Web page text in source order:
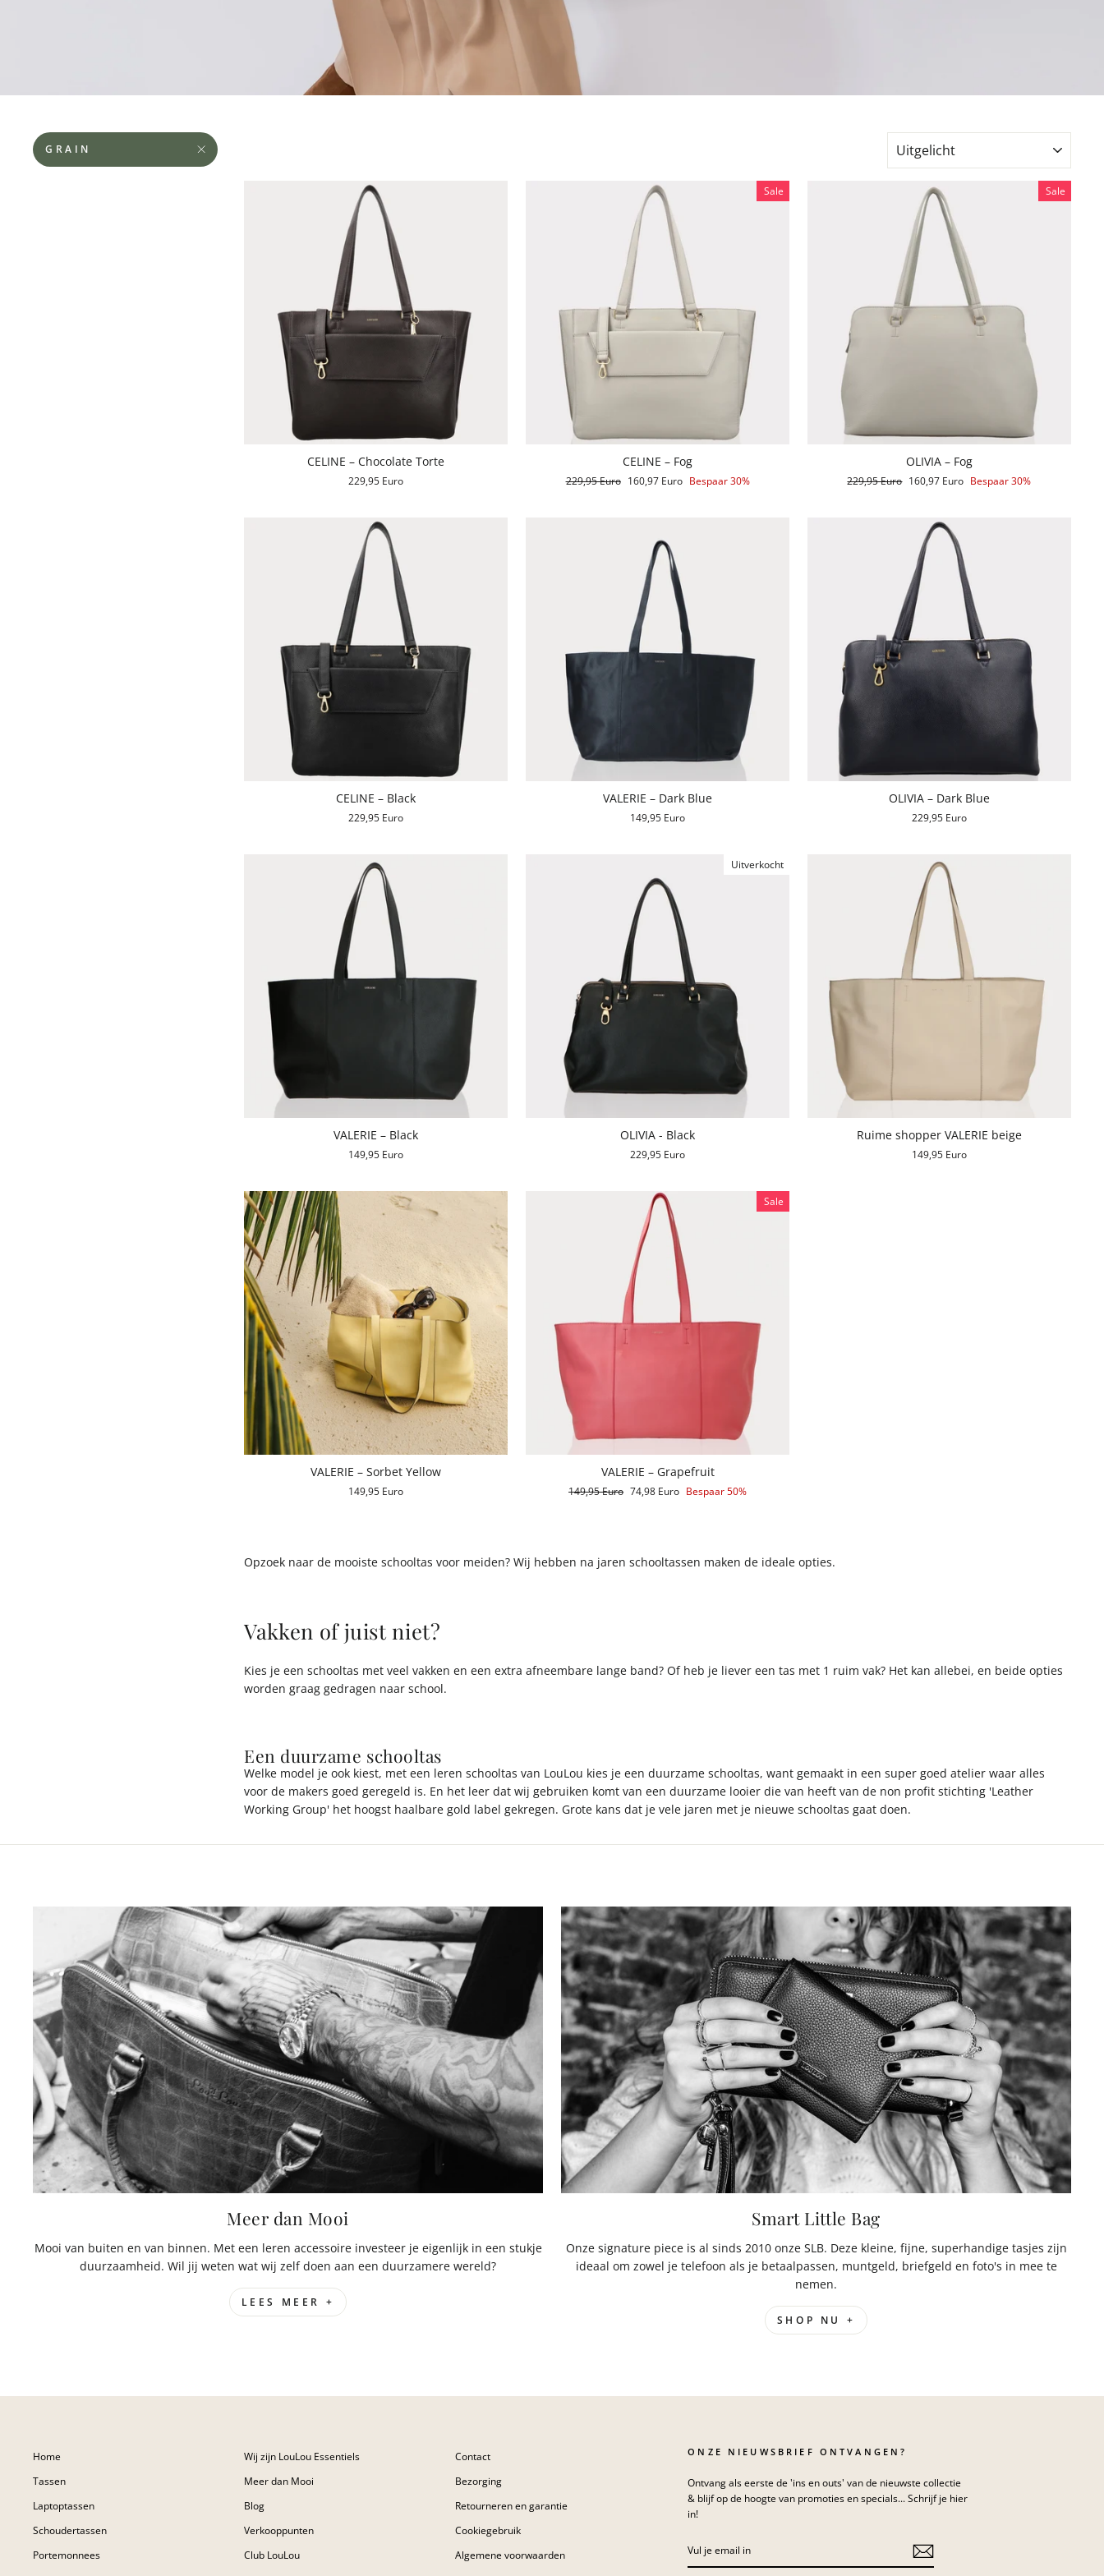
GRAIN
CELINE – Chocolate Torte
229,95 Euro
Sale
CELINE – Fog
Reguliere
229,95 Euro Aanbiedingsprijs
160,97 Euro Bespaar 30%
Sale
OLIVIA – Fog
Reguliere
229,95 Euro Aanbiedingsprijs
160,97 Euro Bespaar 30%
CELINE – Black
229,95 Euro
VALERIE – Dark Blue
149,95 Euro
OLIVIA – Dark Blue
229,95 Euro
VALERIE – Black
149,95 Euro
Uitverkocht
OLIVIA - Black
229,95 Euro
Ruime shopper VALERIE beige
149,95 Euro
VALERIE – Sorbet Yellow
149,95 Euro
Sale
VALERIE – Grapefruit
Reguliere
149,95 Euro Aanbiedingsprijs
74,98 Euro Bespaar 50%
Opzoek naar de mooiste schooltas voor meiden? Wij hebben na jaren schooltassen maken de ideale opties.
Vakken of juist niet?
Kies je een schooltas met veel vakken en een extra afneembare lange band? Of heb je liever een tas met 1 ruim vak? Het kan allebei, en beide opties
worden graag gedragen naar school.
Een duurzame schooltas
Welke model je ook kiest, met een leren schooltas van LouLou kies je een duurzame schooltas, want gemaakt in een super goed atelier waar alles
voor de makers goed geregeld is. En het leer dat wij gebruiken komt van een duurzame looier die van heeft van de non profit stichting 'Leather
Working Group' het hoogst haalbare gold label gekregen. Grote kans dat je vele jaren met je nieuwe schooltas gaat doen.
Meer dan Mooi
Mooi van buiten en van binnen. Met een leren accessoire investeer je eigenlijk in een stukje
duurzaamheid. Wil jij weten wat wij zelf doen aan een duurzamere wereld?
LEES MEER +
Smart Little Bag
Onze signature piece is al sinds 2010 onze SLB. Deze kleine, fijne, superhandige tasjes zijn
ideaal om zowel je telefoon als je betaalpassen, muntgeld, briefgeld en foto's in mee te
nemen.
SHOP NU +
Home
Tassen
Laptoptassen
Schoudertassen
Portemonnees
Wij zijn LouLou Essentiels
Meer dan Mooi
Blog
Verkooppunten
Club LouLou
Contact
Bezorging
Retourneren en garantie
Cookiegebruik
Algemene voorwaarden
ONZE NIEUWSBRIEF ONTVANGEN?
Ontvang als eerste de 'ins en outs' van de nieuwste collectie
& blijf op de hoogte van promoties en specials... Schrijf je hier
in!
JE